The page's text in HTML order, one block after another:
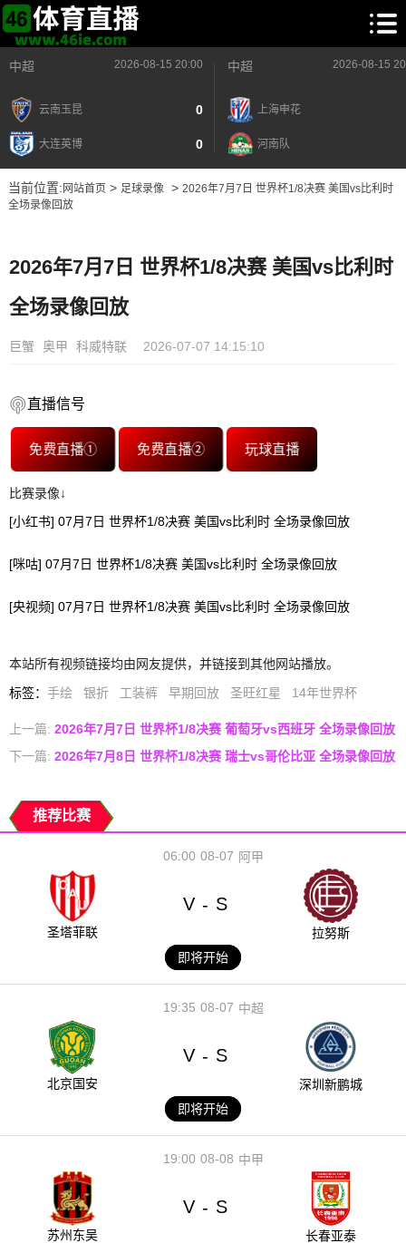
中超 2026-08-15 20:00
云南玉昆 0
大连英博 0
中超 2026-08-15
上海申花
河南队
当前位置: 网站首页> 足球录像 > 2026年7月7日 世界杯1/8决赛 美国vs比利时
全场录像回放
2026年7月7日 世界杯1/8决赛 美国vs比利时
全场录像回放
巨蟹 奥甲 科威特联 2026-07-07 14:15:10
直播信号
免费直播① 免费直播② 玩球直播
比赛录像↓
[小红书] 07月7日 世界杯1/8决赛 美国vs比利时 全场录像回放
[咪咕] 07月7日 世界杯1/8决赛 美国vs比利时 全场录像回放
[央视频] 07月7日 世界杯1/8决赛 美国vs比利时 全场录像回放
本站所有视频链接均由网友提供，并链接到其他网站播放。
标签： 手绘 银折 工装裤 早期回放 圣旺红星 14年世界杯
上一篇: 2026年7月7日 世界杯1/8决赛 葡萄牙vs西班牙 全场录像回放
下一篇: 2026年7月8日 世界杯1/8决赛 瑞士vs哥伦比亚 全场录像回放
推荐比赛
08-07
06:00 阿甲
圣塔菲联
V - S
拉努斯
即将开始
08-07
19:35 中超
北京国安
V - S
深圳新鹏城
即将开始
08-08
19:00 中甲
苏州东吴
V - S
长春亚泰